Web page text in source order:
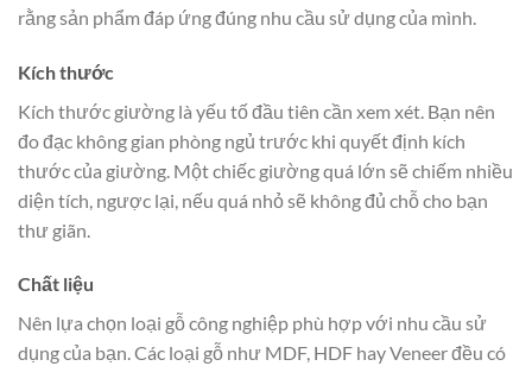
rằng sản phẩm đáp ứng đúng nhu cầu sử dụng của mình.
Kích thước
Kích thước giường là yếu tố đầu tiên cần xem xét. Bạn nên
đo đạc không gian phòng ngủ trước khi quyết định kích
thước của giường. Một chiếc giường quá lớn sẽ chiếm nhiều
diện tích, ngược lại, nếu quá nhỏ sẽ không đủ chỗ cho bạn
thư giãn.
Chất liệu
Nên lựa chọn loại gỗ công nghiệp phù hợp với nhu cầu sử
dụng của bạn. Các loại gỗ như MDF, HDF hay Veneer đều có